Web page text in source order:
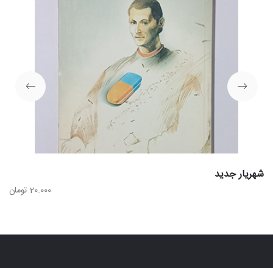
شهریار جدید
20.000 تومان